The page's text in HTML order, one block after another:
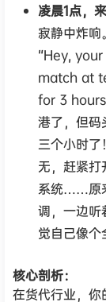
凌晨1点，
寂静中炸响
“Hey,
match at
for 3
港了，但码
三个小时
无，赶紧
系统……原
调，一边听
觉自己像个
核心剖析：
在货代行业，